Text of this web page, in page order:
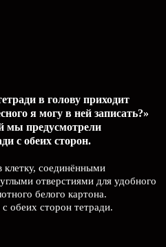
в голову приходит
я могу в ней записать?»
мы предусмотрели
с обеих сторон.
соединёнными
отверстиями для удобного
белого картона.
обеих сторон тетради.